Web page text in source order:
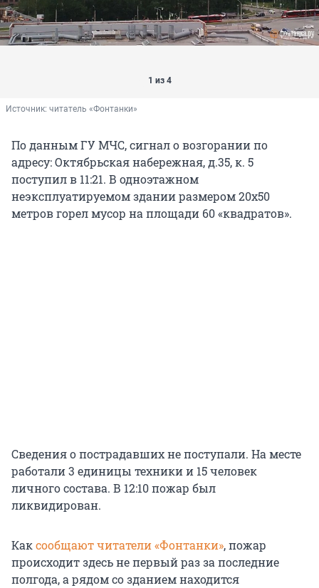
1 из 4
Источник: читатель «Фонтанки»
По данным ГУ МЧС, сигнал о возгорании по
адресу: Октябрьская набережная, д.35, к. 5
поступил в 11:21. В одноэтажном
неэксплуатируемом здании размером 20х50
метров горел мусор на площади 60 «квадратов».
Сведения о пострадавших не поступали. На месте
работали 3 единицы техники и 15 человек
личного состава. В 12:10 пожар был
ликвидирован.
Каксообщают читатели «Фонтанки», пожар
происходит здесь не первый раз за последние
полгода, а рядом со зданием находится